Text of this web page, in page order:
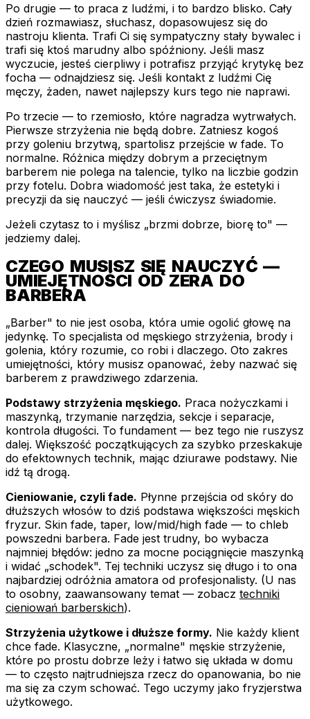
Po drugie — to praca z ludźmi, i to bardzo blisko. Cały
dzień rozmawiasz, słuchasz, dopasowujesz się do
nastroju klienta. Trafi Ci się sympatyczny stały bywalec i
trafi się ktoś marudny albo spóźniony. Jeśli masz
wyczucie, jesteś cierpliwy i potrafisz przyjąć krytykę bez
focha — odnajdziesz się. Jeśli kontakt z ludźmi Cię
męczy, żaden, nawet najlepszy kurs tego nie naprawi.
Po trzecie — to rzemiosło, które nagradza wytrwałych.
Pierwsze strzyżenia nie będą dobre. Zatniesz kogoś
przy goleniu brzytwą, spartolisz przejście w fade. To
normalne. Różnica między dobrym a przeciętnym
barberem nie polega na talencie, tylko na liczbie godzin
przy fotelu. Dobra wiadomość jest taka, że estetyki i
precyzji da się nauczyć — jeśli ćwiczysz świadomie.
Jeżeli czytasz to i myślisz „brzmi dobrze, biorę to" —
jedziemy dalej.
CZEGO MUSISZ SIĘ NAUCZYĆ —
UMIEJĘTNOŚCI OD ZERA DO
BARBERA
„Barber" to nie jest osoba, która umie ogolić głowę na
jedynkę. To specjalista od męskiego strzyżenia, brody i
golenia, który rozumie, co robi i dlaczego. Oto zakres
umiejętności, który musisz opanować, żeby nazwać się
barberem z prawdziwego zdarzenia.
Podstawy strzyżenia męskiego. Praca nożyczkami i
maszynką, trzymanie narzędzia, sekcje i separacje,
kontrola długości. To fundament — bez tego nie ruszysz
dalej. Większość początkujących za szybko przeskakuje
do efektownych technik, mając dziurawe podstawy. Nie
idź tą drogą.
Cieniowanie, czyli fade. Płynne przejścia od skóry do
dłuższych włosów to dziś podstawa większości męskich
fryzur. Skin fade, taper, low/mid/high fade — to chleb
powszedni barbera. Fade jest trudny, bo wybacza
najmniej błędów: jedno za mocne pociągnięcie maszynką
i widać „schodek". Tej techniki uczysz się długo i to ona
najbardziej odróżnia amatora od profesjonalisty. (U nas
to osobny, zaawansowany temat — zobacz techniki
cieniowań barberskich).
Strzyżenia użytkowe i dłuższe formy. Nie każdy klient
chce fade. Klasyczne, „normalne" męskie strzyżenie,
które po prostu dobrze leży i łatwo się układa w domu
— to często najtrudniejsza rzecz do opanowania, bo nie
ma się za czym schować. Tego uczymy jako fryzjerstwa
użytkowego.